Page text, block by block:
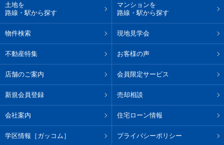
土地を
路線・駅から探す
マンションを
路線・駅から探す
物件検索 現地見学会
不動産特集 お客様の声
店舗のご案内 会員限定サービス
新規会員登録 売却相談
会社案内 住宅ローン情報
学区情報［ガッコム］ プライバシーポリシー